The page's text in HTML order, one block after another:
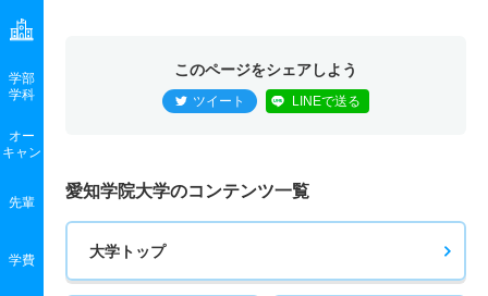
学部
学科
オー
キャン
先輩
学費
このページをシェアしよう
ツイート LINEで送る
愛知学院大学のコンテンツ一覧
大学トップ